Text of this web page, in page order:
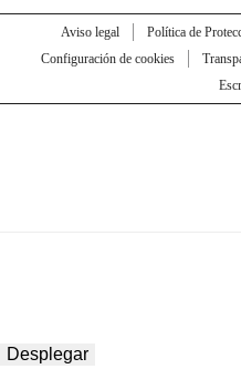
Aviso legal Política de
Configuración de cookies
Desplegar